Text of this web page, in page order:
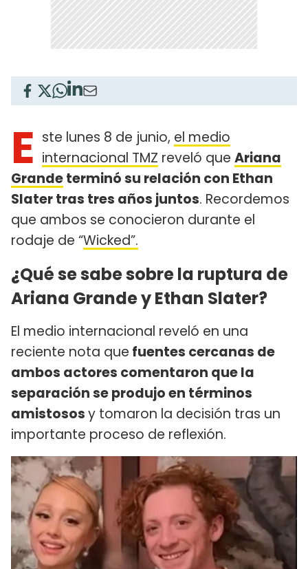
E ste lunes 8 de junio, el medio
internacional TMZ reveló que Ariana
Grandeterminó su relación con Ethan
Slater tras tres años juntos. Recordemos
que ambos se conocieron durante el
rodaje de “Wicked”.
¿Qué se sabe sobre la ruptura de
Ariana Grande y Ethan Slater?
El medio internacional reveló en una
reciente nota que fuentes cercanas de
ambos actores comentaron que la
separación se produjo en términos
amistososy tomaron la decisión tras un
importante proceso de reflexión.